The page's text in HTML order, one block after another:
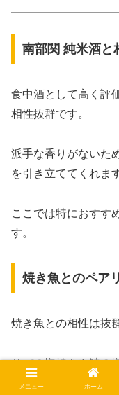
南部関 純米酒と
食中酒として高く評
相性抜群です。
派手な香りがないた
を引き立ててくれま
ここでは特におすす
す。
焼き魚とのペア
焼き魚との相性は抜
サバの塩焼きや鮭の
が見事に調和します。
メニュー ホーム